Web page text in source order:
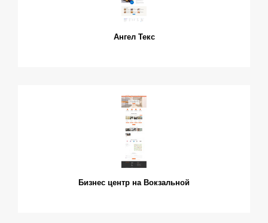
Ангел Текс
Бизнес центр на Вокзальной